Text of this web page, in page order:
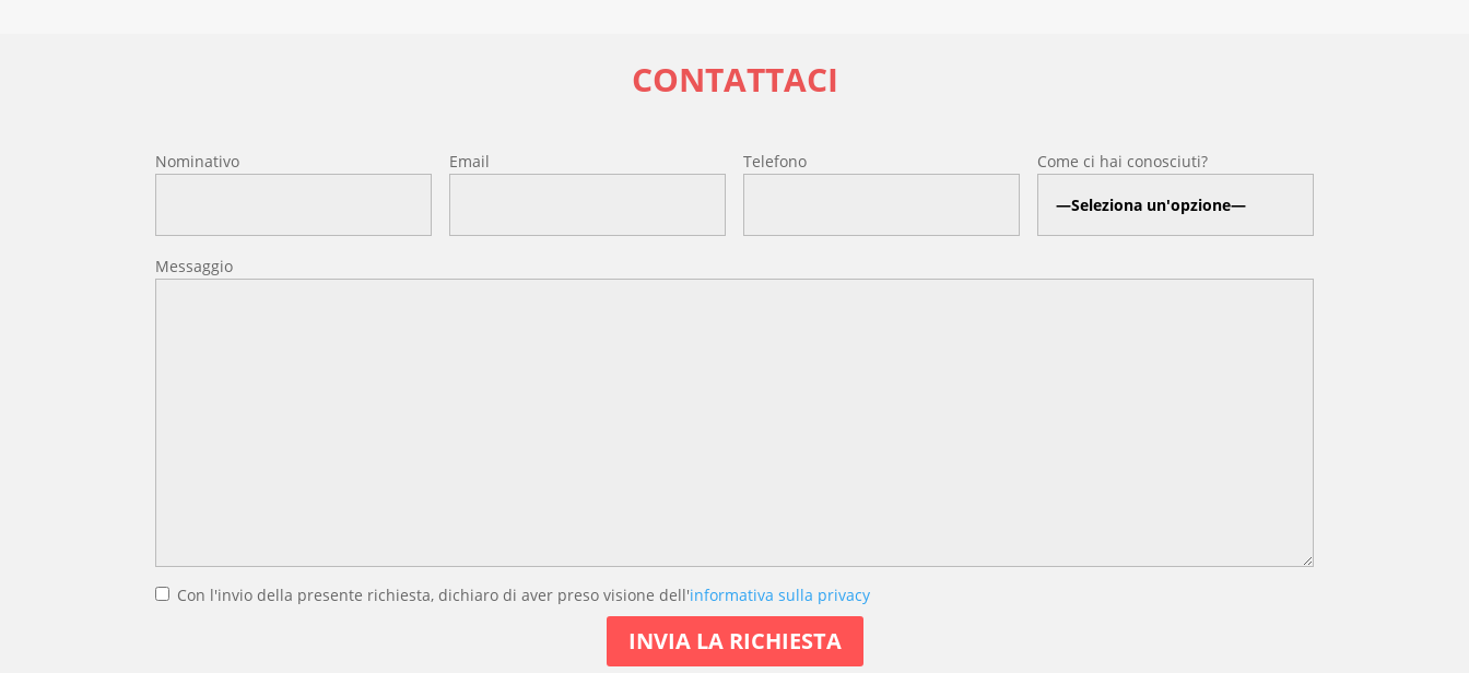
CONTATTACI
Nominativo Email Telefono Come ci hai conosciuti?
Messaggio
Con l'invio della presente richiesta, dichiaro di aver preso visione dell'informativa sulla privacy